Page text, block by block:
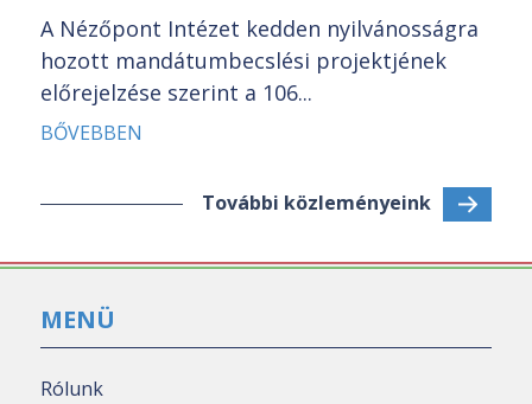
A Nézőpont Intézet kedden nyilvánosságra
hozott mandátumbecslési projektjének
előrejelzése szerint a 106...
BŐVEBBEN
További közleményeink
MENÜ
Rólunk